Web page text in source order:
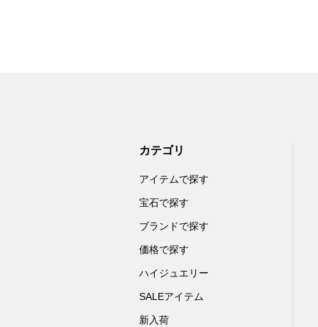
カテゴリ
アイテムで探す
宝石で探す
ブランドで探す
価格で探す
ハイジュエリー
SALEアイテム
新入荷